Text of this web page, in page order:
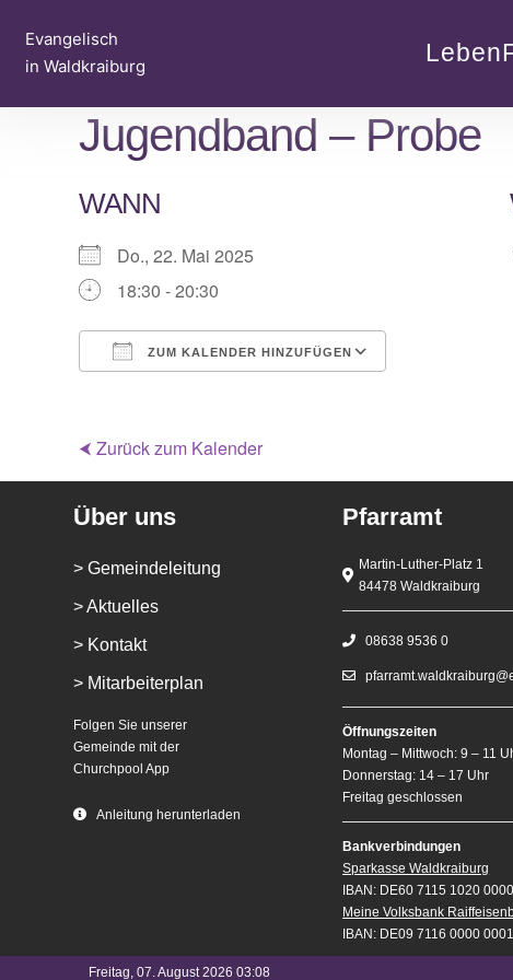
Inhalt
springen
Evangelisch
in Waldkraiburg
Jugendband – Probe
WANN
Do., 22. Mai 2025
18:30 - 20:30
ZUM KALENDER HINZUFÜGEN
⮜ Zurück zum Kalender
Über uns
> Gemeindeleitung
> Aktuelles
> Kontakt
> Mitarbeiterplan
Folgen Sie unserer
Gemeinde mit der
Churchpool App
Anleitung herunterladen
Pfarramt
Martin-Luther-Platz 1
84478 Waldkraiburg
08638 9536 0
Öffnungszeiten
Montag – Mittwoch: 9 – 11
Donnerstag: 14 – 17 Uhr
Freitag geschlossen
Bankverbindungen
Sparkasse Waldkraiburg
IBAN: DE60 7115 1020
Meine Volksbank
IBAN: DE09 7116 0000
Freitag, 07. August 2026 03:08